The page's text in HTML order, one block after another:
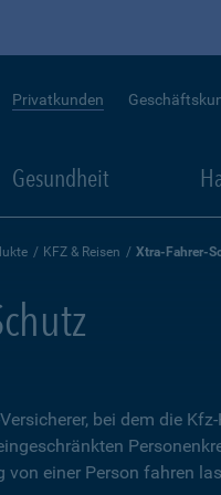
Privatkunden
Gesundheit
KFZ & Reisen Xtra-Fahrer-
bei dem die
von einer Person fahren